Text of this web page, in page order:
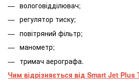
вологовідділювач;
регулятор тиску;
повітряний фільтр;
манометр;
тримач аерографа.
Чим відрізняється від Smart Jet Plus